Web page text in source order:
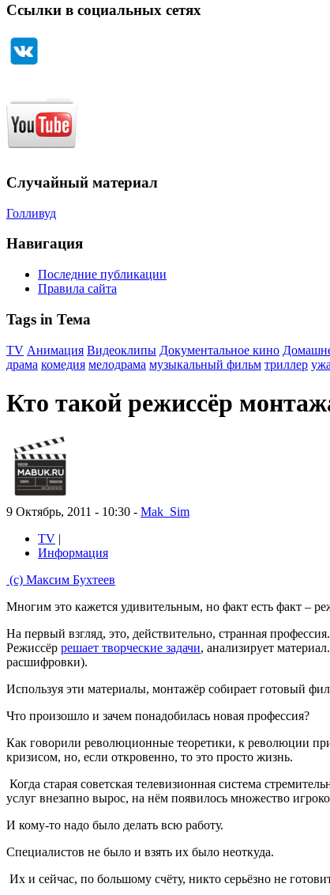
Ссылки в социальных сетях
Случайный материал
Голливуд
Навигация
Последние публикации
Правила сайта
Tags in Тема
TV Анимация Видеоклипы Документальное кино
драма комедия мелодрама музыкальный фильм триллер
Кто такой режиссёр
9 Октябрь, 2011 - 10:30 - Mak_Sim
TV |
Информация
(c) Максим Бухтеев
Многим это кажется удивительным, но факт есть факт –
На первый взгляд, это, действительно, странная
Режиссёр решает творческие задачи, анализирует
расшифровки).
Используя эти материалы, монтажёр собирает готовый
Что произошло и зачем понадобилась новая профессия?
Как говорили революционные теоретики, к революции
кризисом, но, если откровенно, то это просто жизнь.
Когда старая советская телевизионная система
услуг внезапно вырос, на нём появилось множество
И кому-то надо было делать всю работу.
Специалистов не было и взять их было неоткуда.
Их и сейчас, по большому счёту, никто серьёзно не